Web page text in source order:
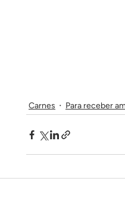
Carnes Para receber